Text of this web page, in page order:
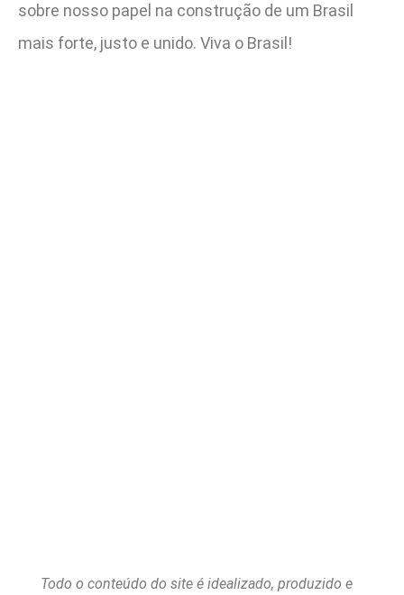
sobre nosso papel na construção de um Brasil
mais forte, justo e unido. Viva o Brasil!
Todo o conteúdo do site é idealizado, produzido e